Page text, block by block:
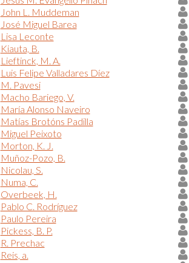
John L. Muddeman
José Miguel Barea
Lisa Leconte
Kiauta, B.
Lieftinck, M. A.
Luis Felipe Valladares Díez
M. Pavesi
Macho Bariego, V.
María Alonso Naveiro
Matías Brotóns Padilla
Miguel Peixoto
Morton, K. J.
Muñoz-Pozo, B.
Nicolau, S.
Numa, C.
Overbeek, H.
Pablo C. Rodríguez
Paulo Pereira
Pickess, B. P.
R. Prechac
Reis, a.